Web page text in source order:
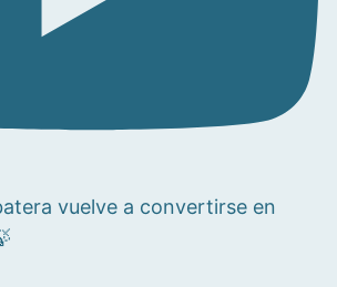
vuelve a convertirse en